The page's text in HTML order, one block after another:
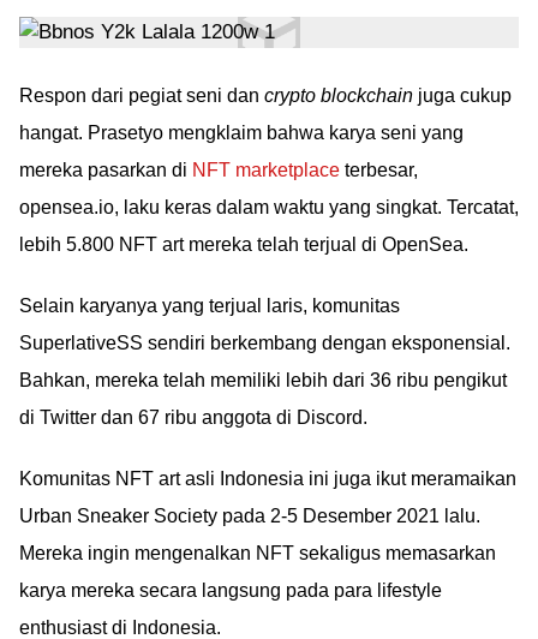
Respon dari pegiat seni dan crypto blockchain juga cukup
hangat. Prasetyo mengklaim bahwa karya seni yang
mereka pasarkan di NFT marketplace terbesar,
opensea.io, laku keras dalam waktu yang singkat. Tercatat,
lebih 5.800 NFT art mereka telah terjual di OpenSea.
Selain karyanya yang terjual laris, komunitas
SuperlativeSS sendiri berkembang dengan eksponensial.
Bahkan, mereka telah memiliki lebih dari 36 ribu pengikut
di Twitter dan 67 ribu anggota di Discord.
Komunitas NFT art asli Indonesia ini juga ikut meramaikan
Urban Sneaker Society pada 2-5 Desember 2021 lalu.
Mereka ingin mengenalkan NFT sekaligus memasarkan
karya mereka secara langsung pada para lifestyle
enthusiast di Indonesia.